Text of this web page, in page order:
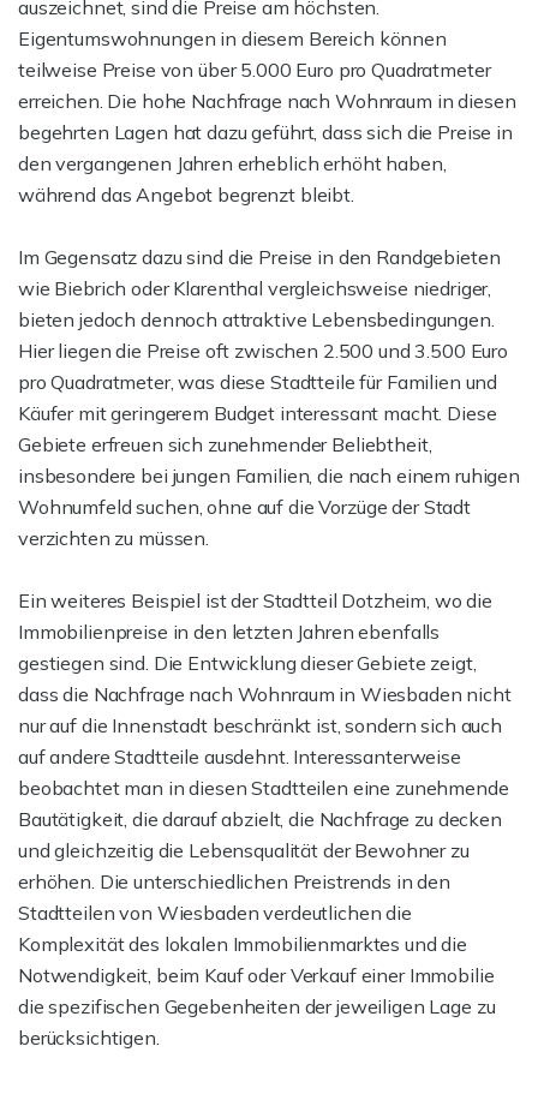
auszeichnet, sind die Preise am höchsten.
Eigentumswohnungen in diesem Bereich können
teilweise Preise von über 5.000 Euro pro Quadratmeter
erreichen. Die hohe Nachfrage nach Wohnraum in diesen
begehrten Lagen hat dazu geführt, dass sich die Preise in
den vergangenen Jahren erheblich erhöht haben,
während das Angebot begrenzt bleibt.
Im Gegensatz dazu sind die Preise in den Randgebieten
wie Biebrich oder Klarenthal vergleichsweise niedriger,
bieten jedoch dennoch attraktive Lebensbedingungen.
Hier liegen die Preise oft zwischen 2.500 und 3.500 Euro
pro Quadratmeter, was diese Stadtteile für Familien und
Käufer mit geringerem Budget interessant macht. Diese
Gebiete erfreuen sich zunehmender Beliebtheit,
insbesondere bei jungen Familien, die nach einem ruhigen
Wohnumfeld suchen, ohne auf die Vorzüge der Stadt
verzichten zu müssen.
Ein weiteres Beispiel ist der Stadtteil Dotzheim, wo die
Immobilienpreise in den letzten Jahren ebenfalls
gestiegen sind. Die Entwicklung dieser Gebiete zeigt,
dass die Nachfrage nach Wohnraum in Wiesbaden nicht
nur auf die Innenstadt beschränkt ist, sondern sich auch
auf andere Stadtteile ausdehnt. Interessanterweise
beobachtet man in diesen Stadtteilen eine zunehmende
Bautätigkeit, die darauf abzielt, die Nachfrage zu decken
und gleichzeitig die Lebensqualität der Bewohner zu
erhöhen. Die unterschiedlichen Preistrends in den
Stadtteilen von Wiesbaden verdeutlichen die
Komplexität des lokalen Immobilienmarktes und die
Notwendigkeit, beim Kauf oder Verkauf einer Immobilie
die spezifischen Gegebenheiten der jeweiligen Lage zu
berücksichtigen.